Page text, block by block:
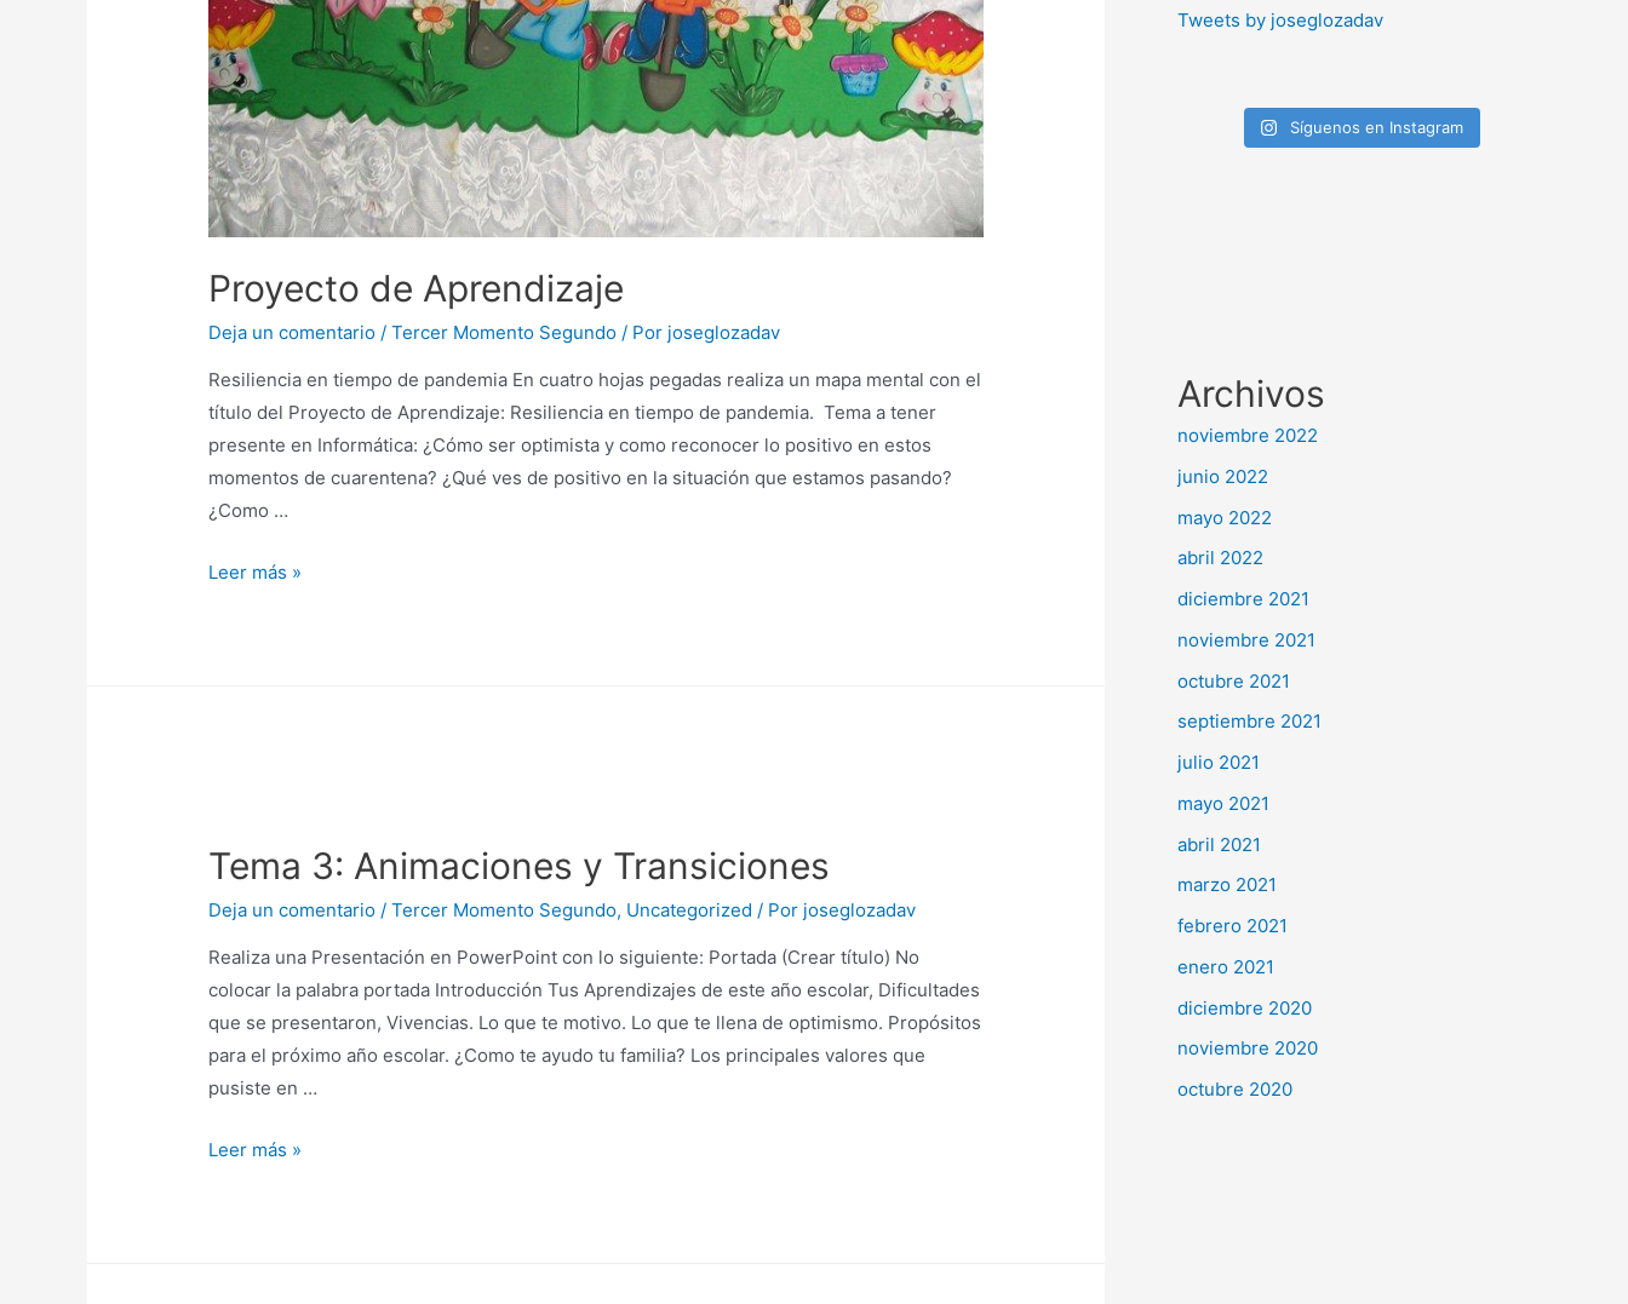
Proyecto de Aprendizaje
Deja un comentario /Tercer Momento Segundo / Por joseglozadav
Resiliencia en tiempo de pandemia En cuatro hojas pegadas realiza un mapa mental con el
título del Proyecto de Aprendizaje: Resiliencia en tiempo de pandemia. Tema a tener
presente en Informática: ¿Cómo ser optimista y como reconocer lo positivo en estos
momentos de cuarentena? ¿Qué ves de positivo en la situación que estamos pasando?
¿Como …
Leer más »
Tema 3: Animaciones y Transiciones
Deja un comentario /Tercer Momento Segundo, Uncategorized / Por joseglozadav
Realiza una Presentación en PowerPoint con lo siguiente: Portada (Crear título) No
colocar la palabra portada Introducción Tus Aprendizajes de este año escolar, Dificultades
que se presentaron, Vivencias. Lo que te motivo. Lo que te llena de optimismo. Propósitos
para el próximo año escolar. ¿Como te ayudo tu familia? Los principales valores que
pusiste en …
Leer más »
Tweets by joseglozadav
Síguenos en Instagram
Archivos
noviembre 2022
junio 2022
mayo 2022
abril 2022
diciembre 2021
noviembre 2021
octubre 2021
septiembre 2021
julio 2021
mayo 2021
abril 2021
marzo 2021
febrero 2021
enero 2021
diciembre 2020
noviembre 2020
octubre 2020